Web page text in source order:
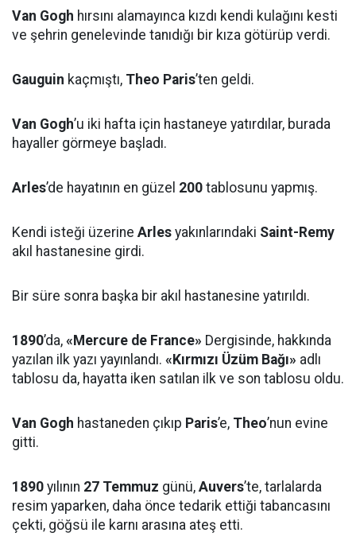
Van Gogh hırsını alamayınca kızdı kendi kulağını kesti
ve şehrin genelevinde tanıdığı bir kıza götürüp verdi.
Gauguin kaçmıştı, Theo Paris’ten geldi.
Van Gogh’u iki hafta için hastaneye yatırdılar, burada
hayaller görmeye başladı.
Arles’de hayatının en güzel 200 tablosunu yapmış.
Kendi isteği üzerine Arles yakınlarındaki Saint-Remy
akıl hastanesine girdi.
Bir süre sonra başka bir akıl hastanesine yatırıldı.
1890’da, «Mercure de France» Dergisinde, hakkında
yazılan ilk yazı yayınlandı. «Kırmızı Üzüm Bağı» adlı
tablosu da, hayatta iken satılan ilk ve son tablosu oldu.
Van Gogh hastaneden çıkıp Paris’e, Theo’nun evine
gitti.
1890 yılının 27 Temmuz günü, Auvers’te, tarlalarda
resim yaparken, daha önce tedarik ettiği tabancasını
çekti, göğsü ile karnı arasına ateş etti.